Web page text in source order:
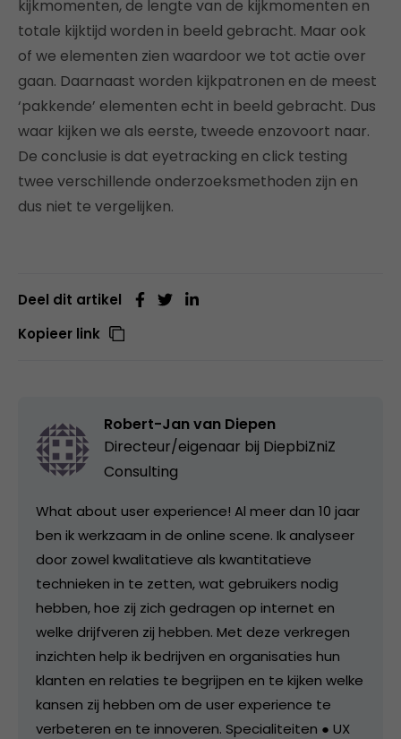
kijkmomenten, de lengte van de kijkmomenten en
totale kijktijd worden in beeld gebracht. Maar ook
of we elementen zien waardoor we tot actie over
gaan. Daarnaast worden kijkpatronen en de meest
‘pakkende’ elementen echt in beeld gebracht. Dus
waar kijken we als eerste, tweede enzovoort naar.
De conclusie is dat eyetracking en click testing
twee verschillende onderzoeksmethoden zijn en
dus niet te vergelijken.
Deel dit artikel
Kopieer link
Robert-Jan van Diepen
Directeur/eigenaar bij DiepbiZniZ
Consulting
What about user experience! Al meer dan 10 jaar
ben ik werkzaam in de online scene. Ik analyseer
door zowel kwalitatieve als kwantitatieve
technieken in te zetten, wat gebruikers nodig
hebben, hoe zij zich gedragen op internet en
welke drijfveren zij hebben. Met deze verkregen
inzichten help ik bedrijven en organisaties hun
klanten en relaties te begrijpen en te kijken welke
kansen zij hebben om de user experience te
verbeteren en te innoveren. Specialiteiten ● UX